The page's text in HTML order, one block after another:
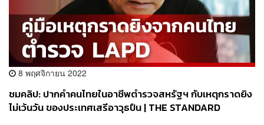
8 พฤศจิกายน 2022
ชมคลิป: ปากคำคนไทยในอาชีพตำรวจสหรัฐฯ กับเหตุกราดยิง
ไม่เว้นวัน ของประเทศเสรีอาวุธปืน | THE STANDARD